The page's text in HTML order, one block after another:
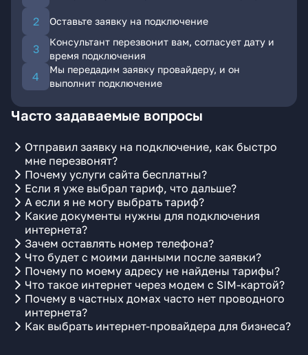
Оставьте заявку на подключение
Консультант перезвонит вам, согласует дату и
время подключения
Мы передадим заявку провайдеру, и он
выполнит подключение
Часто задаваемые вопросы
Отправил заявку на подключение, как быстро
мне перезвонят?
Почему услуги сайта бесплатны?
Если я уже выбрал тариф, что дальше?
А если я не могу выбрать тариф?
Какие документы нужны для подключения
интернета?
Зачем оставлять номер телефона?
Что будет с моими данными после заявки?
Почему по моему адресу не найдены тарифы?
Что такое интернет через модем с SIM-картой?
Почему в частных домах часто нет проводного
интернета?
Как выбрать интернет-провайдера для бизнеса?